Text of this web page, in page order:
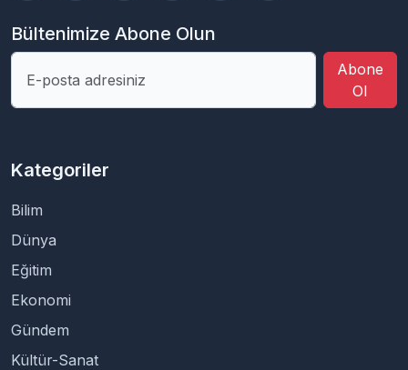
Bültenimize Abone Olun
Abone
Ol
Kategoriler
Bilim
Dünya
Eğitim
Ekonomi
Gündem
Kültür-Sanat